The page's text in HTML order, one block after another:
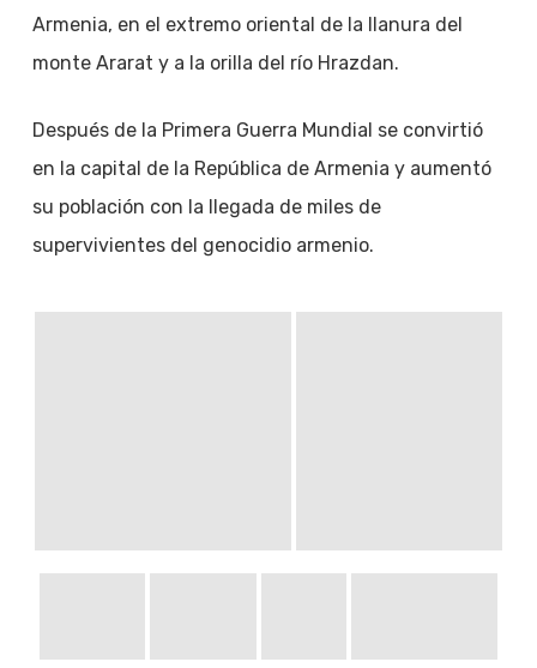
Armenia, en el extremo oriental de la llanura del
monte Ararat y a la orilla del río Hrazdan.
Después de la Primera Guerra Mundial se convirtió
en la capital de la República de Armenia y aumentó
su población con la llegada de miles de
supervivientes del genocidio armenio.